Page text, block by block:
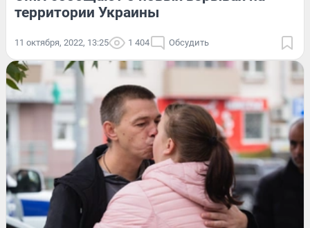
территории Украины
11 октября, 2022, 13:25 1 404 Обсудить